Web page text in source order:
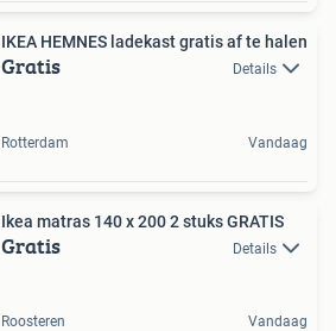
IKEA HEMNES ladekast gratis af te halen
Gratis Details
Rotterdam Vandaag
Ikea matras 140 x 200 2 stuks GRATIS
Gratis Details
Roosteren Vandaag